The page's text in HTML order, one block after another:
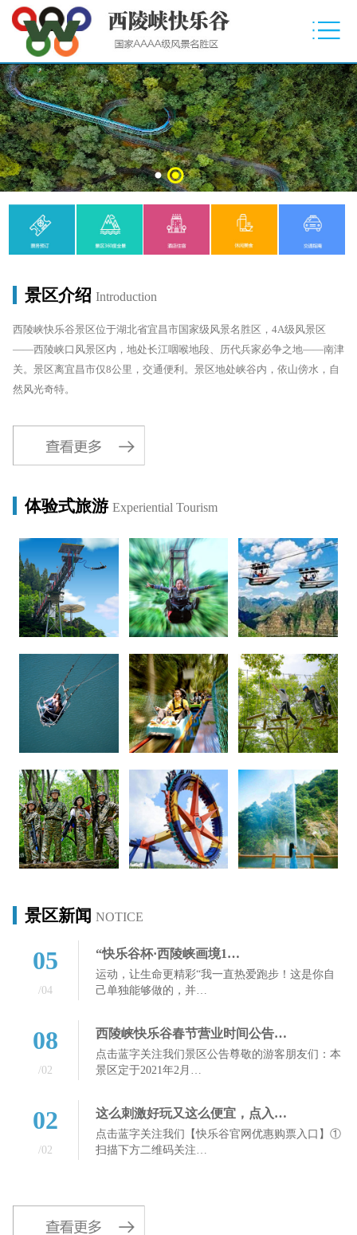
景区介绍 Introduction
西陵峡快乐谷景区位于湖北省宜昌市国家级风景名胜区，4A级风景区
——西陵峡口风景区内，地处长江咽喉地段、历代兵家必争之地——南津
关。景区离宜昌市仅8公里，交通便利。景区地处峡谷内，依山傍水，自
然风光奇特。
体验式旅游 Experiential Tourism
景区新闻 NOTICE
05
/04
“快乐谷杯·西陵峡画境1…
运动，让生命更精彩“我一直热爱跑步！这是你自
己单独能够做的，并…
08
/02
西陵峡快乐谷春节营业时间公告…
点击蓝字关注我们景区公告尊敬的游客朋友们：本
景区定于2021年2月…
02
/02
这么刺激好玩又这么便宜，点入…
点击蓝字关注我们【快乐谷官网优惠购票入口】①
扫描下方二维码关注…